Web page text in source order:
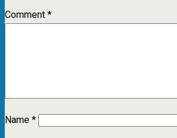
Comment*
Name*